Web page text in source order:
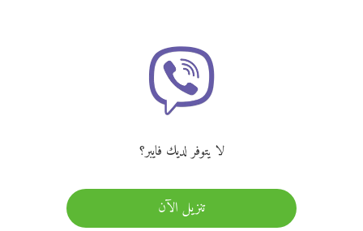
لا يتوفر لديك فايبر؟
تنزيل الآن